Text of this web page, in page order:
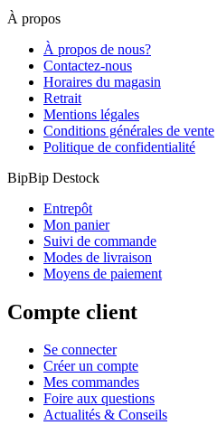
À propos
À propos de nous?
Contactez-nous
Horaires du magasin
Retrait
Mentions légales
Conditions générales de vente
Politique de confidentialité
BipBip Destock
Entrepôt
Mon panier
Suivi de commande
Modes de livraison
Moyens de paiement
Compte client
Se connecter
Créer un compte
Mes commandes
Foire aux questions
Actualités & Conseils